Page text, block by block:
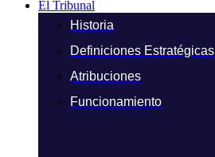
El Tribunal
Historia
Definiciones Estratégicas
Atribuciones
Funcionamiento